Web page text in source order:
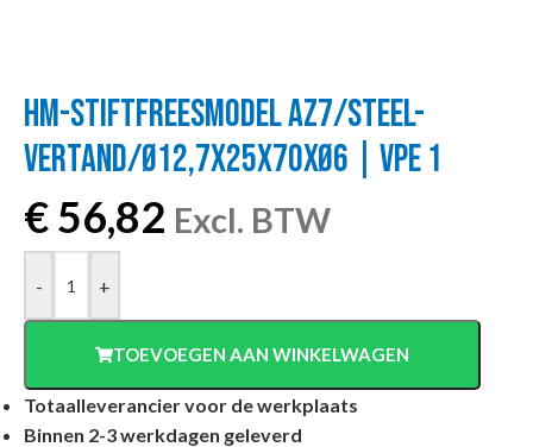
HM-STIFTFREESMODEL AZ7/STEEL-
VERTAND/Ø12,7X25X70XØ6 | VPE 1
€56,82 Excl. BTW
- +
TOEVOEGEN AAN WINKELWAGEN
Totaalleverancier voor de werkplaats
Binnen 2-3 werkdagen geleverd